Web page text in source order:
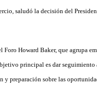
saludó la decisión del
Howard Baker, que agrupa
principal es dar
y preparación sobre las